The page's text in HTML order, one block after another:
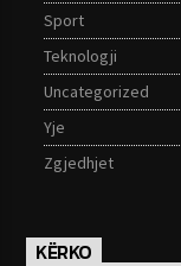
Sport
Teknologji
Uncategorized
Yje
Zgjedhjet
KËRKO